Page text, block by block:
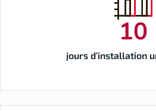
jours d’installation
10